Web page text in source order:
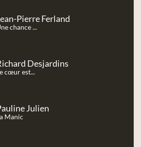
Pierre Ferland
chance ...
Desjardins
cœur est...
Julien
Manic